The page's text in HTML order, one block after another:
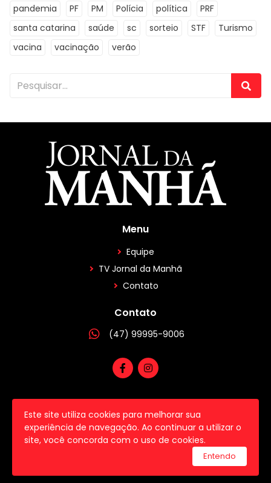
pandemia
PF PM Polícia política
PRF
santa catarina
saúde sc sorteio STF
Turismo
vacina
vacinação verão
Este site utiliza cookies para melhorar sua
experiência de navegação. Ao continuar a utilizar o
site, você concorda com o uso de cookies.
Entendo
Menu
Equipe
TV Jornal da Manhã
Contato
Contato
(47) 99995-9006
2026 © Todos os direitos reservados.